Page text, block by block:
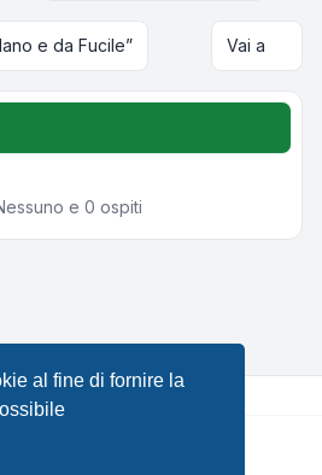
al fine di fornire la
e da Fucile” Vai a
e 0 ospiti
Software © phpBB Limited •